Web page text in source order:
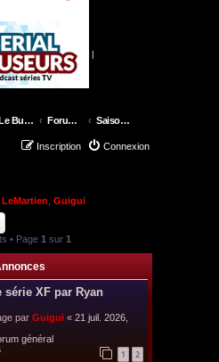
|
Le Bureau des X-Files Forum épisodes Saison 8
Connexion
Inscription
LeMartien Guigui
• Page 1 sur 1
série XF par Ryan
par Guigui « 21 juil. 2026,
général
1 2